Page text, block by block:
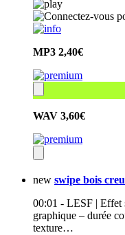
MP3 2,40€
WAV 3,60€
new swipe bois
00:01 - LESF | Effet
graphique – durée
texture…